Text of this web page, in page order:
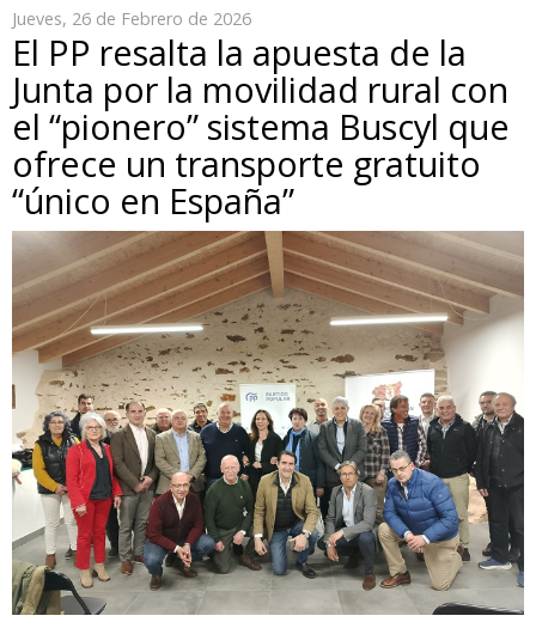
Jueves, 26 de Febrero de 2026
El PP resalta la apuesta de la
Junta por la movilidad rural con
el “pionero” sistema Buscyl que
ofrece un transporte gratuito
“único en España”